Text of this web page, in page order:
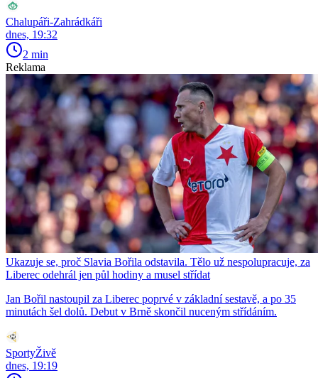
Chalupáři-Zahrádkáři
dnes, 19:32
2 min
Reklama
Ukazuje se, proč Slavia Bořila odstavila. Tělo už nespolupracuje, za
Liberec odehrál jen půl hodiny a musel střídat
Jan Bořil nastoupil za Liberec poprvé v základní sestavě, a po 35
minutách šel dolů. Debut v Brně skončil nuceným střídáním.
SportyŽivě
dnes, 19:19